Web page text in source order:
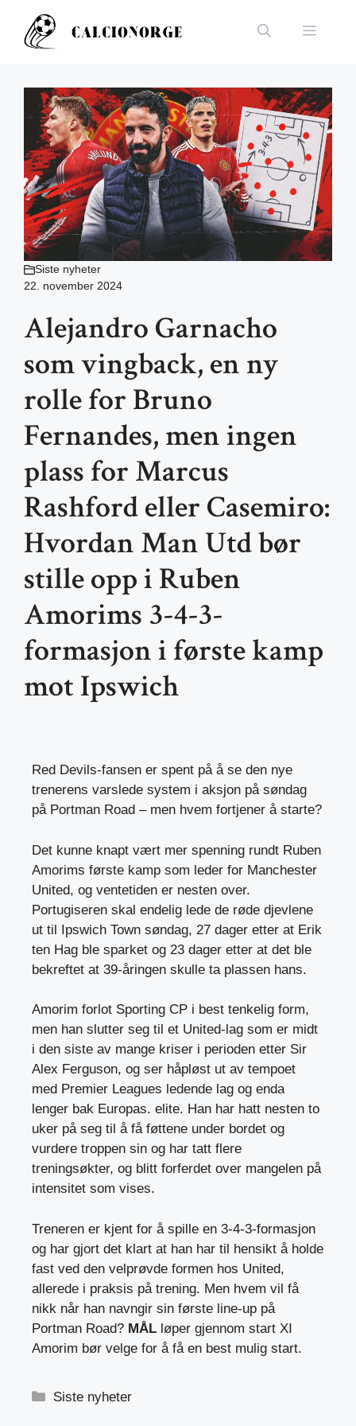
innhold
Meny
Siste nyheter
22. november 2024
Alejandro Garnacho
som vingback, en ny
rolle for Bruno
Fernandes, men ingen
plass for Marcus
Rashford eller Casemiro:
Hvordan Man Utd bør
stille opp i Ruben
Amorims 3-4-3-
formasjon i første kamp
mot Ipswich
Red Devils-fansen er spent på å se den nye
trenerens varslede system i aksjon på søndag
på Portman Road – men hvem fortjener å starte?
Det kunne knapt vært mer spenning rundt Ruben
Amorims første kamp som leder for Manchester
United, og ventetiden er nesten over.
Portugiseren skal endelig lede de røde djevlene
ut til Ipswich Town søndag, 27 dager etter at Erik
ten Hag ble sparket og 23 dager etter at det ble
bekreftet at 39-åringen skulle ta plassen hans.
Amorim forlot Sporting CP i best tenkelig form,
men han slutter seg til et United-lag som er midt
i den siste av mange kriser i perioden etter Sir
Alex Ferguson, og ser håpløst ut av tempoet
med Premier Leagues ledende lag og enda
lenger bak Europas. elite. Han har hatt nesten to
uker på seg til å få føttene under bordet og
vurdere troppen sin og har tatt flere
treningsøkter, og blitt forferdet over mangelen på
intensitet som vises.
Treneren er kjent for å spille en 3-4-3-formasjon
og har gjort det klart at han har til hensikt å holde
fast ved den velprøvde formen hos United,
allerede i praksis på trening. Men hvem vil få
nikk når han navngir sin første line-up på
Portman Road? MÅL løper gjennom start XI
Amorim bør velge for å få en best mulig start.
Kategorier
Siste nyheter